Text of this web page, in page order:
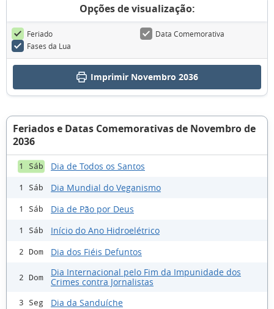
Opções de visualização:
Feriado
Data Comemorativa
Fases da Lua
Imprimir Novembro 2036
Feriados e Datas Comemorativas de Novembro de
2036
1 Sáb Dia de Todos os Santos
1 Sáb Dia Mundial do Veganismo
1 Sáb Dia de Pão por Deus
1 Sáb Início do Ano Hidroelétrico
2 Dom Dia dos Fiéis Defuntos
2 Dom
Dia Internacional pelo Fim da Impunidade dos
Crimes contra Jornalistas
3 Seg Dia da Sanduíche